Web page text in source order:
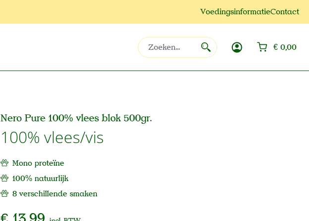
VoedingsinformatieContact
€ 0,00
Nero Pure 100% vlees blok 500gr.
100% vlees/vis
Mono proteïne
100% natuurlijk
8 verschillende smaken